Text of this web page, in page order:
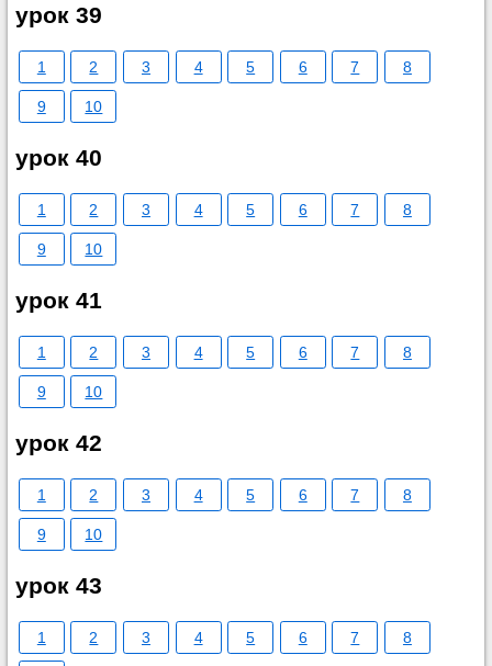
урок 39
1 2 3 4 5 6 7 8
9 10
урок 40
1 2 3 4 5 6 7 8
9 10
урок 41
1 2 3 4 5 6 7 8
9 10
урок 42
1 2 3 4 5 6 7 8
9 10
урок 43
1 2 3 4 5 6 7 8